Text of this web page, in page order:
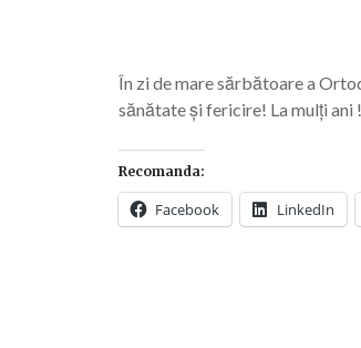
În zi de mare sărbătoare a
sănătate şi fericire! La mulți ani
Recomanda:
Facebook LinkedIn